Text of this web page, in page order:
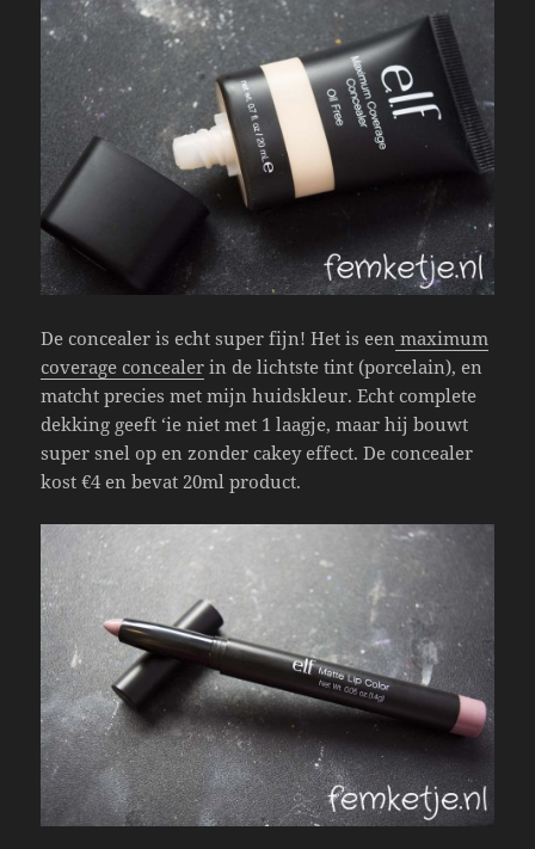
De concealer is echt super fijn! Het is een maximum
coverage concealer in de lichtste tint (porcelain), en
matcht precies met mijn huidskleur. Echt complete
dekking geeft ‘ie niet met 1 laagje, maar hij bouwt
super snel op en zonder cakey effect. De concealer
kost €4 en bevat 20ml product.